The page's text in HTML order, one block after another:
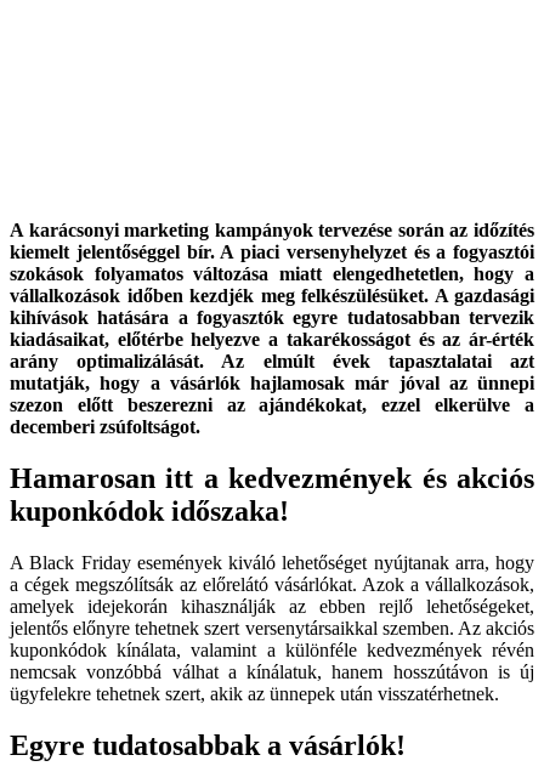
A karácsonyi marketing kampányok tervezése során az időzítés
kiemelt jelentőséggel bír. A piaci versenyhelyzet és a fogyasztói
szokások folyamatos változása miatt elengedhetetlen, hogy a
vállalkozások időben kezdjék meg felkészülésüket. A gazdasági
kihívások hatására a fogyasztók egyre tudatosabban tervezik
kiadásaikat, előtérbe helyezve a takarékosságot és az ár-érték
arány optimalizálását. Az elmúlt évek tapasztalatai azt
mutatják, hogy a vásárlók hajlamosak már jóval az ünnepi
szezon előtt beszerezni az ajándékokat, ezzel elkerülve a
decemberi zsúfoltságot.
Hamarosan itt a kedvezmények és akciós
kuponkódok időszaka!
A Black Friday események kiváló lehetőséget nyújtanak arra, hogy
a cégek megszólítsák az előrelátó vásárlókat. Azok a vállalkozások,
amelyek idejekorán kihasználják az ebben rejlő lehetőségeket,
jelentős előnyre tehetnek szert versenytársaikkal szemben. Az akciós
kuponkódok kínálata, valamint a különféle kedvezmények révén
nemcsak vonzóbbá válhat a kínálatuk, hanem hosszútávon is új
ügyfelekre tehetnek szert, akik az ünnepek után visszatérhetnek.
Egyre tudatosabbak a vásárlók!